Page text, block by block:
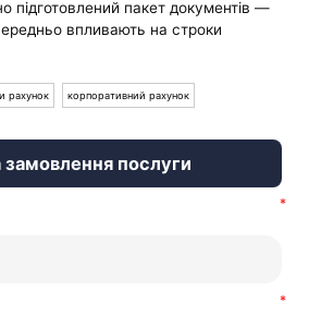
підготовлений пакет документів —
впливають на строки
рахунок корпоративний рахунок
послуги